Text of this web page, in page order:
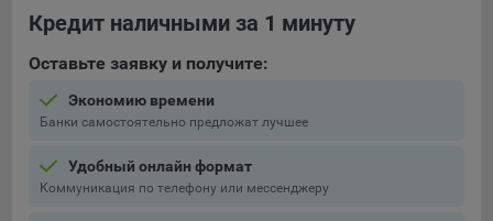
9.2. Функциональные файлы cookie, например,
определяющие имя пользователя. Данные файлы cookie
используются для обеспечения работы некоторых
предпочтений пользователя, в том числе имени
пользователя или выбора языка, и для предотвращения
повторных прохождений опросов пользователями.
Подобные функции улучшают условия работы
Кредит наличными за 1 минуту
Оставьте заявку и получите:
Экономию времени
Банки самостоятельно предложат лучшее
Удобный онлайн формат
Коммуникация по телефону или мессенджеру